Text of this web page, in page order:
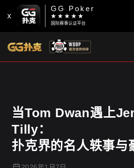
x
GG Poker
★ ★ ★ ★ ★
国际赛事认证平台
当Tom Dwan遇上
Tilly：
扑克界的名人轶事与